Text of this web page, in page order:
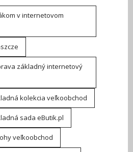
v internetovom
základný internetový
kolekcia veľkoobchod
sada eButik.pl
veľkoobchod